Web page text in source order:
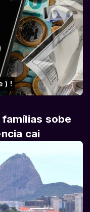
) !
sobe
cai